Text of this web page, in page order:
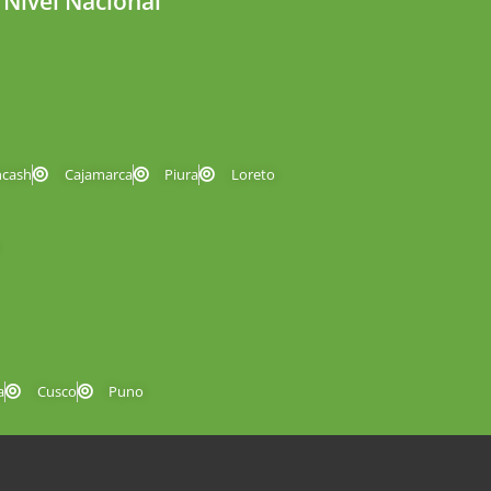
Cajamarca Piura Loreto
Cusco Puno